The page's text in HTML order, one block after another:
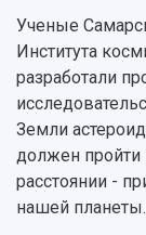
НАЗАД
Об
История
Ключевые
Рейтинги
Руководство
Новости
Главные
Бортжурнал
События
СМИ об
Почему я
Аспирантура
Научно-
Основные
Научные
Конкурс на
Ученые
Института
разработали
Земли
должен
расстоянии -
нашей планеты.